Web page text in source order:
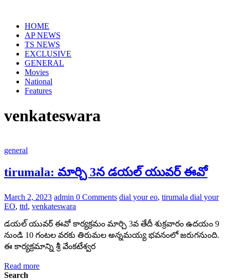
contentHOME
AP NEWS
TS NEWS
EXCLUSIVE
GENERAL
Movies
National
Features
venkateswara
general
tirumala: మార్చి 3న డ‌య‌ల్ యువ‌ర్ ఈవో
March 2, 2023 admin 0 Comments dial your eo, tirumala dial your
EO, ttd, venkateswara
డ‌య‌ల్ యువ‌ర్ ఈవో కార్య‌క్ర‌మం మార్చి 3వ‌ తేదీ శుక్రవారం ఉద‌యం 9
నుండి 10 గంట‌ల వ‌ర‌కు తిరుమ‌ల అన్న‌మ‌య్య భవనంలో జరుగనుంది.
ఈ కార్య‌క్ర‌మాన్ని శ్రీ వేంక‌టేశ్వ‌ర
Read more
Search